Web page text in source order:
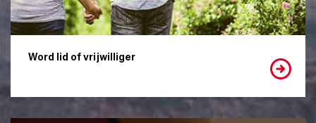
Word lid of vrijwilliger